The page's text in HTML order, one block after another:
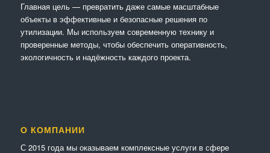
Главная цель — превратить даже самые масштабные
объекты в эффективные и безопасные решения по
утилизации. Мы используем современную технику и
проверенные методы, чтобы обеспечить оперативность,
экологичность и надёжность каждого проекта.
О КОМПАНИИ
С 2015 года мы оказываем комплексные услуги в сфере